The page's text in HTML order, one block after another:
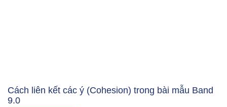
Cách liên kết các ý (Cohesion) trong bài mẫu Band
9.0